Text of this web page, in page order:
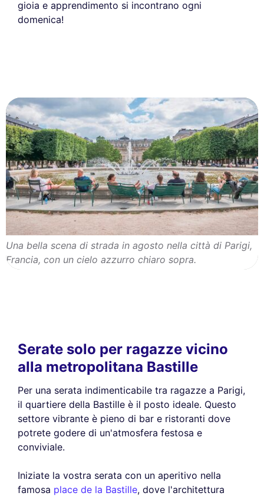
gioia e apprendimento si incontrano ogni
domenica!
Una bella scena di strada in agosto nella città di Parigi,
Francia, con un cielo azzurro chiaro sopra.
Serate solo per ragazze vicino
alla metropolitana Bastille
Per una serata indimenticabile tra ragazze a Parigi,
il quartiere della Bastille è il posto ideale. Questo
settore vibrante è pieno di bar e ristoranti dove
potrete godere di un'atmosfera festosa e
conviviale.
Iniziate la vostra serata con un aperitivo nella
famosa place de la Bastille, dove l'architettura